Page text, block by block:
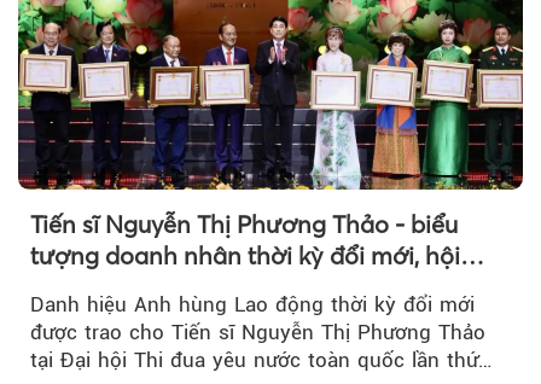
Tiến sĩ Nguyễn Thị Phương Thảo - biểu
tượng doanh nhân thời kỳ đổi mới, hội
Danh hiệu Anh hùng Lao động thời kỳ đổi mới
được trao cho Tiến sĩ Nguyễn Thị Phương Thảo
tại Đại hội Thi đua yêu nước toàn quốc lần thứ